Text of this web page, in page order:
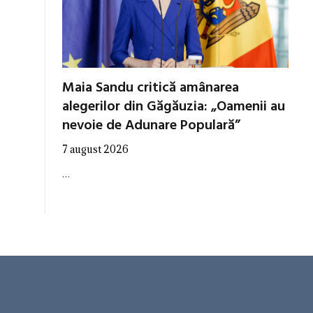
Maia Sandu critică amânarea
alegerilor din Găgăuzia: „Oamenii au
nevoie de Adunare Populară”
7 august 2026
…